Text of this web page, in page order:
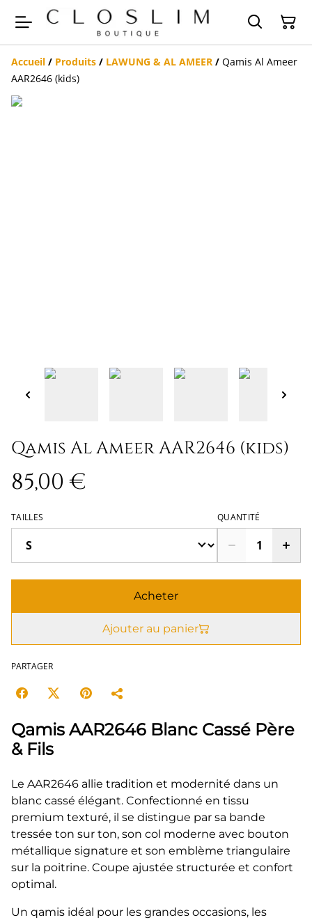
Accueil / Produits / LAWUNG & AL AMEER / Qamis Al Ameer
AAR2646 (kids)
Qamis Al Ameer AAR2646 (kids)
85,00 €
TAILLES QUANTITÉ
Acheter
Ajouter au panier
PARTAGER
Qamis AAR2646 Blanc Cassé Père
& Fils
Le AAR2646 allie tradition et modernité dans un
blanc cassé élégant. Confectionné en tissu
premium texturé, il se distingue par sa bande
tressée ton sur ton, son col moderne avec bouton
métallique signature et son emblème triangulaire
sur la poitrine. Coupe ajustée structurée et confort
optimal.
Un qamis idéal pour les grandes occasions, les